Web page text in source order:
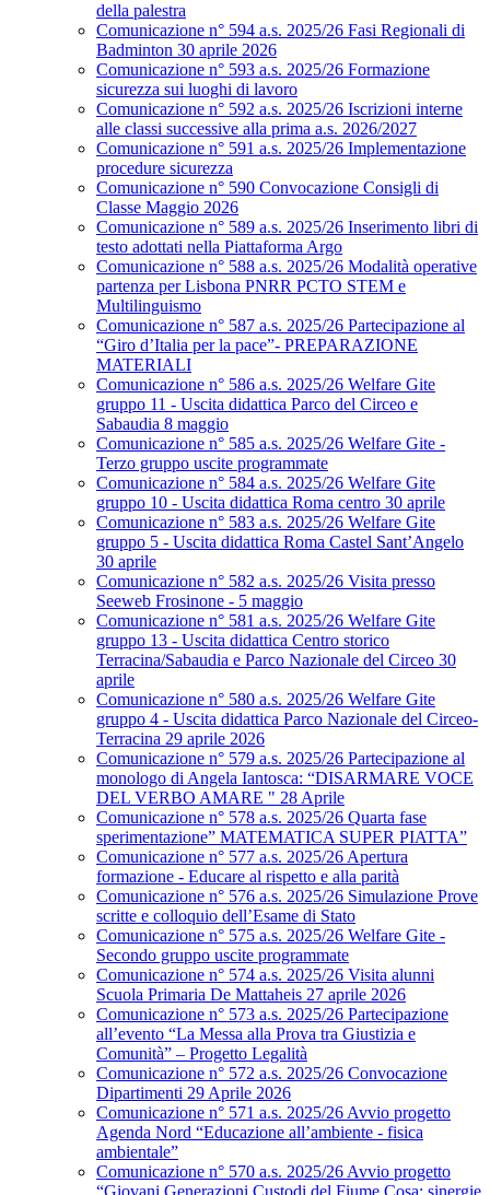
della palestra
Comunicazione n° 594 a.s. 2025/26 Fasi Regionali di
Badminton 30 aprile 2026
Comunicazione n° 593 a.s. 2025/26 Formazione
sicurezza sui luoghi di lavoro
Comunicazione n° 592 a.s. 2025/26 Iscrizioni interne
alle classi successive alla prima a.s. 2026/2027
Comunicazione n° 591 a.s. 2025/26 Implementazione
procedure sicurezza
Comunicazione n° 590 Convocazione Consigli di
Classe Maggio 2026
Comunicazione n° 589 a.s. 2025/26 Inserimento libri di
testo adottati nella Piattaforma Argo
Comunicazione n° 588 a.s. 2025/26 Modalità operative
partenza per Lisbona PNRR PCTO STEM e
Multilinguismo
Comunicazione n° 587 a.s. 2025/26 Partecipazione al
“Giro d’Italia per la pace”- PREPARAZIONE
MATERIALI
Comunicazione n° 586 a.s. 2025/26 Welfare Gite
gruppo 11 - Uscita didattica Parco del Circeo e
Sabaudia 8 maggio
Comunicazione n° 585 a.s. 2025/26 Welfare Gite -
Terzo gruppo uscite programmate
Comunicazione n° 584 a.s. 2025/26 Welfare Gite
gruppo 10 - Uscita didattica Roma centro 30 aprile
Comunicazione n° 583 a.s. 2025/26 Welfare Gite
gruppo 5 - Uscita didattica Roma Castel Sant’Angelo
30 aprile
Comunicazione n° 582 a.s. 2025/26 Visita presso
Seeweb Frosinone - 5 maggio
Comunicazione n° 581 a.s. 2025/26 Welfare Gite
gruppo 13 - Uscita didattica Centro storico
Terracina/Sabaudia e Parco Nazionale del Circeo 30
aprile
Comunicazione n° 580 a.s. 2025/26 Welfare Gite
gruppo 4 - Uscita didattica Parco Nazionale del Circeo-
Terracina 29 aprile 2026
Comunicazione n° 579 a.s. 2025/26 Partecipazione al
monologo di Angela Iantosca: “DISARMARE VOCE
DEL VERBO AMARE " 28 Aprile
Comunicazione n° 578 a.s. 2025/26 Quarta fase
sperimentazione” MATEMATICA SUPER PIATTA”
Comunicazione n° 577 a.s. 2025/26 Apertura
formazione - Educare al rispetto e alla parità
Comunicazione n° 576 a.s. 2025/26 Simulazione Prove
scritte e colloquio dell’Esame di Stato
Comunicazione n° 575 a.s. 2025/26 Welfare Gite -
Secondo gruppo uscite programmate
Comunicazione n° 574 a.s. 2025/26 Visita alunni
Scuola Primaria De Mattaheis 27 aprile 2026
Comunicazione n° 573 a.s. 2025/26 Partecipazione
all’evento “La Messa alla Prova tra Giustizia e
Comunità” – Progetto Legalità
Comunicazione n° 572 a.s. 2025/26 Convocazione
Dipartimenti 29 Aprile 2026
Comunicazione n° 571 a.s. 2025/26 Avvio progetto
Agenda Nord “Educazione all’ambiente - fisica
ambientale”
Comunicazione n° 570 a.s. 2025/26 Avvio progetto